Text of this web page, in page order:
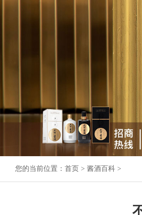
您的当前位置： 首页 > 酱酒百科 >